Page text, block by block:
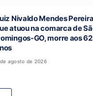
Nivaldo Mendes
atuou na comarca de
GO, morre aos 62
agosto de 2026